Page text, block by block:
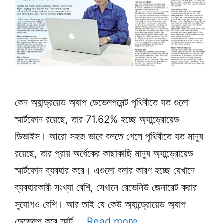
কেন অ্যান্ড্রয়েড অ্যাপ ডেভেলপমেন্ট পৃথিবীতে যত গুলো
স্মার্টফোন রয়েছে, তার 71.62% হচ্ছে অ্যান্ড্রোয়েড
ডিভাইস। আরো সহজ ভাবে বলতে গেলে পৃথিবীতে যত মানুষ
রয়েছে, তার প্রায় অর্ধেকের কাছাকাছি মানুষ অ্যান্ড্রোয়েড
স্মার্টফোন ব্যবহার করে। এগুলো বলার কারণ হচ্ছে যেখানে
ব্যবহারকারী সংখ্যা বেশি, সেখানে রেভেনিউ জেনারেট করার
সুযোগও বেশি। আর তাই যে কেউ অ্যান্ড্রোয়েড অ্যাপ